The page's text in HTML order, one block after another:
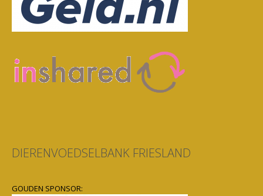
DIERENVOEDSELBANK FRIESLAND
GOUDEN SPONSOR: